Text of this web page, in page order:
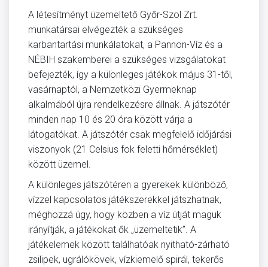
A létesítményt üzemeltető Győr-Szol Zrt.
munkatársai elvégezték a szükséges
karbantartási munkálatokat, a Pannon-Víz és a
NÉBIH szakemberei a szükséges vizsgálatokat
befejezték, így a különleges játékok május 31-től,
vasárnaptól, a Nemzetközi Gyermeknap
alkalmából újra rendelkezésre állnak. A játszótér
minden nap 10 és 20 óra között várja a
látogatókat. A játszótér csak megfelelő időjárási
viszonyok (21 Celsius fok feletti hőmérséklet)
között üzemel.
A különleges játszótéren a gyerekek különböző,
vízzel kapcsolatos játékszerekkel játszhatnak,
méghozzá úgy, hogy közben a víz útját maguk
irányítják, a játékokat ők „üzemeltetik”. A
játékelemek között találhatóak nyitható-zárható
zsilipek, ugrálókövek, vízkiemelő spirál, tekerős